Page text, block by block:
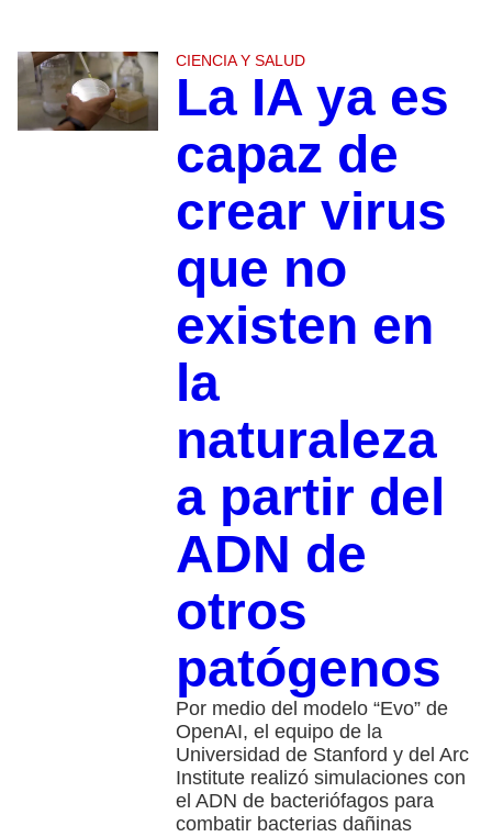
CIENCIA Y SALUD
La IA ya es
capaz de
crear virus
que no
existen en
la
naturaleza
a partir del
ADN de
otros
patógenos
Por medio del modelo “Evo” de
OpenAI, el equipo de la
Universidad de Stanford y del Arc
Institute realizó simulaciones con
el ADN de bacteriófagos para
combatir bacterias dañinas